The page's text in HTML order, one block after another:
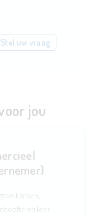
Stel uw vraag
jou
en leer